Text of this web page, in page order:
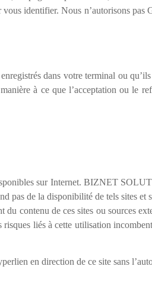
identifier. Nous n’autorisons pas
dans votre terminal ou
à ce que l’acceptation ou le
sur Internet. BIZNET
de la disponibilité de tels sites et
contenu de ces sites ou sources
liés à cette utilisation
en direction de ce site sans